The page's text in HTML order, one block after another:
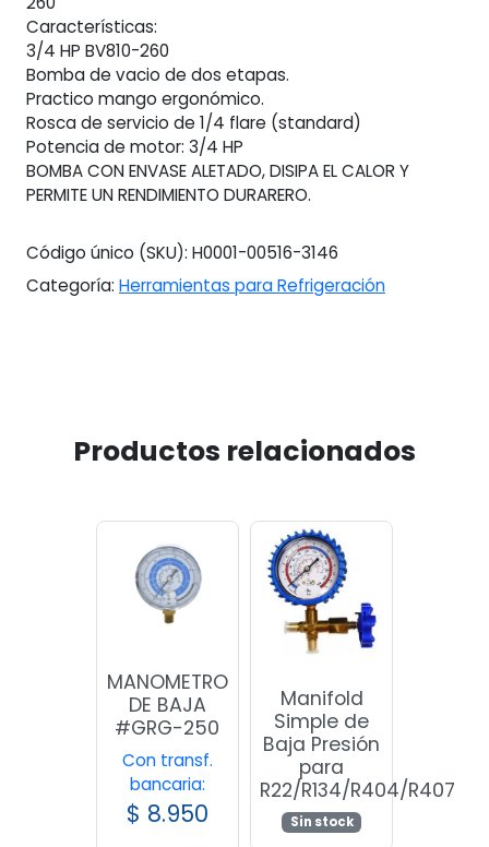
Características:
3/4 HP BV810-260
Bomba de vacio de dos etapas.
Practico mango ergonómico.
Rosca de servicio de 1/4 flare (standard)
Potencia de motor: 3/4 HP
BOMBA CON ENVASE ALETADO, DISIPA EL CALOR Y
PERMITE UN RENDIMIENTO DURARERO.
Código único (SKU): H0001-00516-3146
Categoría: Herramientas para Refrigeración
Productos relacionados
MANOMETRO
DE BAJA
#GRG-250
Con transf.
bancaria:
$ 8.950
Manifold
Simple de
Baja Presión
para
R22/R134/R404/R407
Sin stock